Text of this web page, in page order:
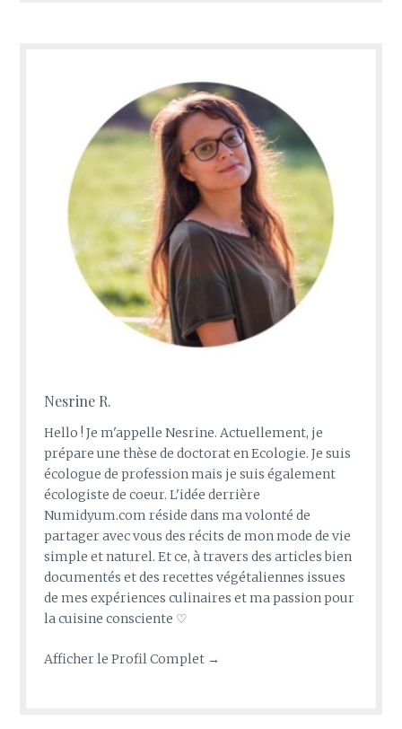
Nesrine R.
Hello ! Je m'appelle Nesrine. Actuellement, je
prépare une thèse de doctorat en Ecologie. Je suis
écologue de profession mais je suis également
écologiste de coeur. L'idée derrière
Numidyum.com réside dans ma volonté de
partager avec vous des récits de mon mode de vie
simple et naturel. Et ce, à travers des articles bien
documentés et des recettes végétaliennes issues
de mes expériences culinaires et ma passion pour
la cuisine consciente ♡
Afficher le Profil Complet →